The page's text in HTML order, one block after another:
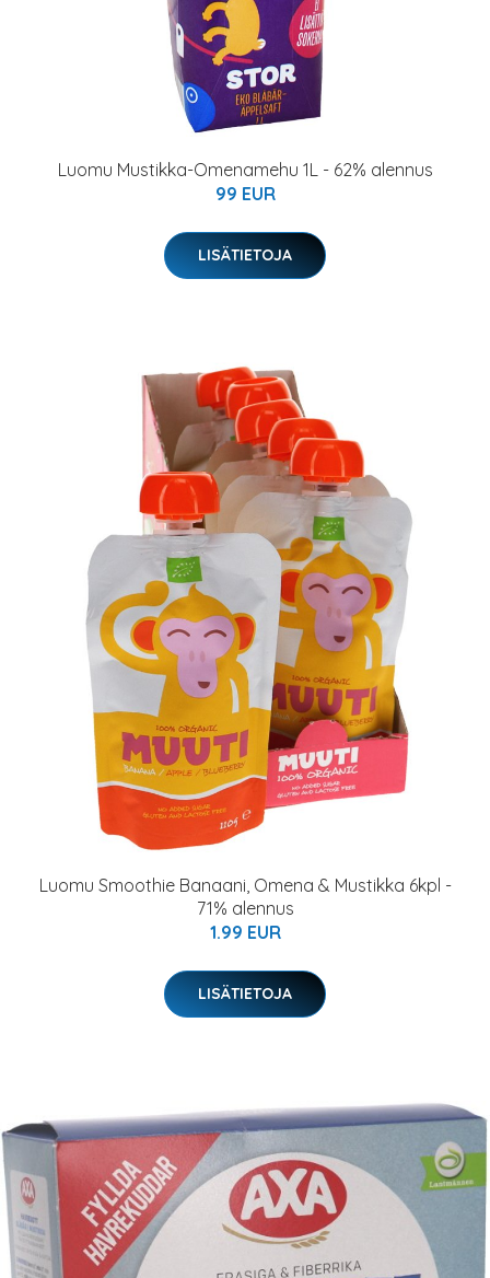
Luomu Mustikka-Omenamehu 1L - 62% alennus
99 EUR
LISÄTIETOJA
Luomu Smoothie Banaani, Omena & Mustikka 6kpl -
71% alennus
1.99 EUR
LISÄTIETOJA